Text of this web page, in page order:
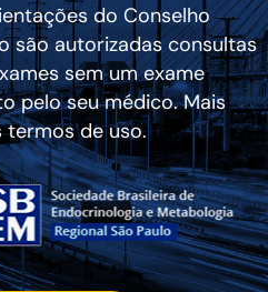
do Conselho
são autorizadas consultas
sem um exame
pelo seu médico. Mais
termos de uso.